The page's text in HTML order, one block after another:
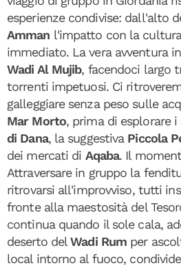
esperienze condivise: dall'alto
Amman l'impatto con la
immediato. La vera avventura
Wadi Al Mujib, facendoci largo
torrenti impetuosi. Ci
galleggiare senza peso sulle
Mar Morto, prima di esplorare
di Dana, la suggestiva Piccola
dei mercati di Aqaba. Il
Attraversare in gruppo la
ritrovarsi all'improvviso, tutti
fronte alla maestosità del
continua quando il sole cala,
deserto delWadi Rum per
local intorno al fuoco,